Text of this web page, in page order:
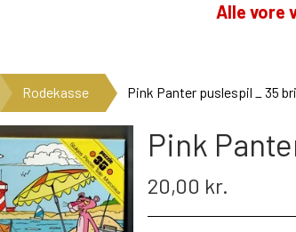
BILLED- / LOTTERI
LUDO
SPILLEKORT
FIRKORT
SORTEPER
GAMMELT
KINDERÆG
MINI-
PEZ
Alle vore
Rodekasse Pink Panter puslespil _ 35
Pink
20,00 kr.